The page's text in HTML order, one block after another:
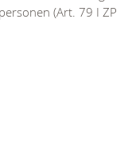
(Art. 79 I ZP